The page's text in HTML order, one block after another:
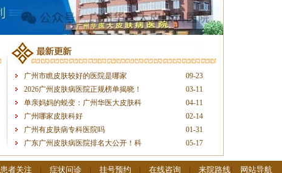
09-23
广州市瞧皮肤较好的医院是哪家
03-11
2026广州皮肤病医院正规榜单揭晓！
04-11
单亲妈妈的蜕变：广州华医大皮肤科
02-14
广州哪家皮肤科好
01-31
广州有皮肤病专科医院吗
05-17
广东广州皮肤病医院排名大公开！科
患者关注 | 症状问诊 | 挂号预约 | 在线咨询 | 来院路线| 网站导航